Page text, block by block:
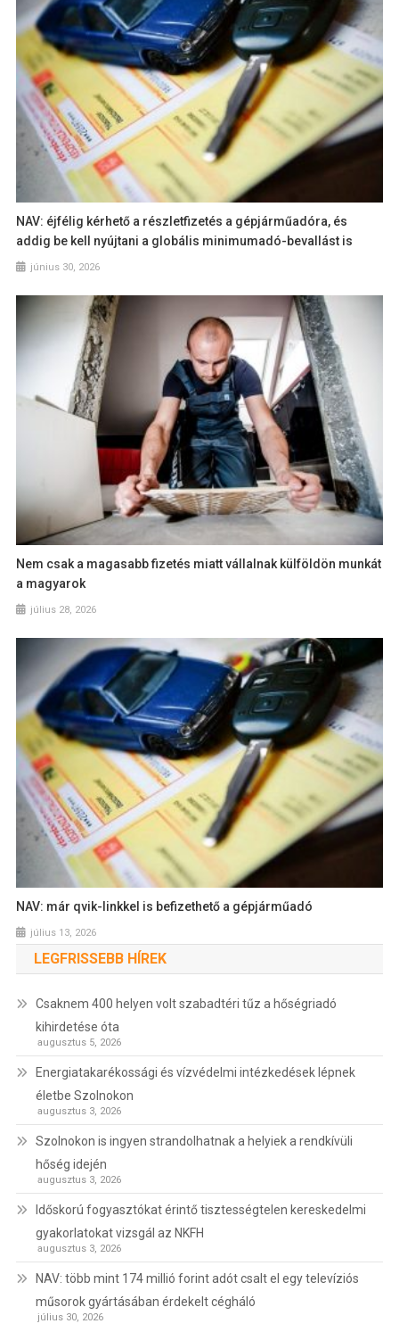
NAV: éjfélig kérhető a részletfizetés a gépjárműadóra, és
addig be kell nyújtani a globális minimumadó-bevallást is
június 30, 2026
Nem csak a magasabb fizetés miatt vállalnak külföldön munkát
a magyarok
július 28, 2026
NAV: már qvik-linkkel is befizethető a gépjárműadó
július 13, 2026
LEGFRISSEBB HÍREK
Csaknem 400 helyen volt szabadtéri tűz a hőségriadó
kihirdetése óta
augusztus 5, 2026
Energiatakarékossági és vízvédelmi intézkedések lépnek
életbe Szolnokon
augusztus 3, 2026
Szolnokon is ingyen strandolhatnak a helyiek a rendkívüli
hőség idején
augusztus 3, 2026
Időskorú fogyasztókat érintő tisztességtelen kereskedelmi
gyakorlatokat vizsgál az NKFH
augusztus 3, 2026
NAV: több mint 174 millió forint adót csalt el egy televíziós
műsorok gyártásában érdekelt cégháló
július 30, 2026